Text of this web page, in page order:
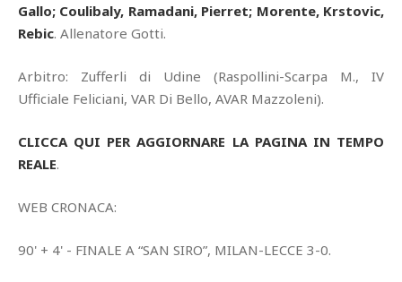
Gallo; Coulibaly, Ramadani, Pierret; Morente, Krstovic,
Rebic. Allenatore Gotti.
Arbitro: Zufferli di Udine (Raspollini-Scarpa M., IV
Ufficiale Feliciani, VAR Di Bello, AVAR Mazzoleni).
CLICCA QUI PER AGGIORNARE LA PAGINA IN TEMPO
REALE.
WEB CRONACA:
90' + 4' - FINALE A “SAN SIRO”, MILAN-LECCE 3-0.